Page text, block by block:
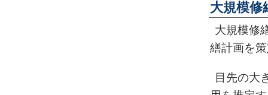
大規模修
大規模修
繕計画を
目先の大